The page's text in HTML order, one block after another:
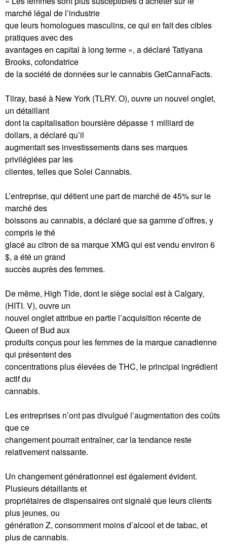
marché légal de l’industrie
que leurs homologues masculins, ce qui en fait des cibles
pratiques avec des
avantages en capital à long terme », a déclaré Tatiyana
Brooks, cofondatrice
de la société de données sur le cannabis GetCannaFacts.
Tilray, basé à New York (TLRY. O), ouvre un nouvel onglet,
un détaillant
dont la capitalisation boursière dépasse 1 milliard de
dollars, a déclaré qu’il
augmentait ses investissements dans ses marques
privilégiées par les
clientes, telles que Solei Cannabis.
L’entreprise, qui détient une part de marché de 45% sur le
marché des
boissons au cannabis, a déclaré que sa gamme d’offres, y
compris le thé
glacé au citron de sa marque XMG qui est vendu environ 6
$, a été un grand
succès auprès des femmes.
De même, High Tide, dont le siège social est à Calgary,
(HITI. V), ouvre un
nouvel onglet attribue en partie l’acquisition récente de
Queen of Bud aux
produits conçus pour les femmes de la marque canadienne
qui présentent des
concentrations plus élevées de THC, le principal ingrédient
actif du
cannabis.
Les entreprises n’ont pas divulgué l’augmentation des coûts
que ce
changement pourrait entraîner, car la tendance reste
relativement naissante.
Un changement générationnel est également évident.
Plusieurs détaillants et
propriétaires de dispensaires ont signalé que leurs clients
plus jeunes, ou
génération Z, consomment moins d’alcool et de tabac, et
plus de cannabis.